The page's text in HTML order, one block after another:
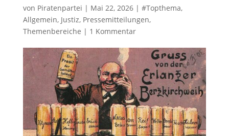
von Piratenpartei | Mai 22, 2026| #Topthema,
Allgemein, Justiz, Pressemitteilungen,
Themenbereiche | 1 Kommentar